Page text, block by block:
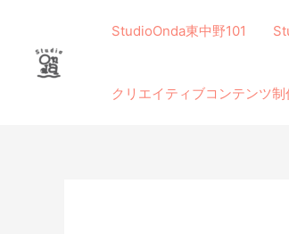
StudioOnda東中野101
クリエイティブコンテンツ制